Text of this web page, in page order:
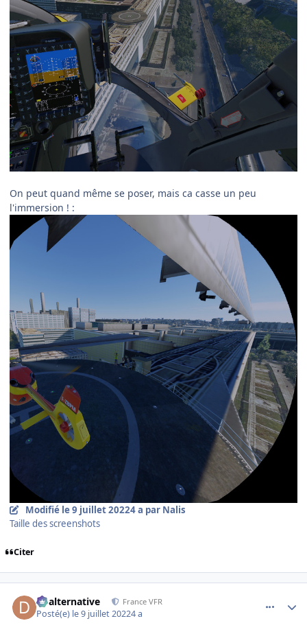
On peut quand même se poser, mais ca casse un peu
l'immersion ! :
Modifié le 9 juillet 20224 a par Nalis
Taille des screenshots
Citer
dbalternative France VFR
Posté(e) le 9 juillet 20224 a